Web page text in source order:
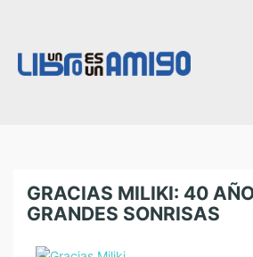
GRACIAS MILIKI: 40
GRANDES SONRISAS